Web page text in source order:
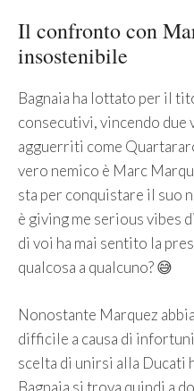
Il confronto con
insostenibile
Bagnaia ha lottato per il
consecutivi, vincendo
agguerriti come
vero nemico è Marc
sta per conquistare il suo
è giving me serious vibes
di voi ha mai sentito la
qualcosa a qualcuno? 😅
Nonostante Marquez
difficile a causa di
scelta di unirsi alla Ducati
Bagnaia si trova quindi a